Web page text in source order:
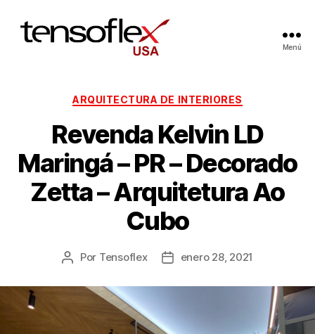
Menú
ARQUITECTURA DE INTERIORES
Revenda Kelvin LD
Maringá – PR – Decorado
Zetta – Arquitetura Ao
Cubo
Por Tensoflex enero 28, 2021